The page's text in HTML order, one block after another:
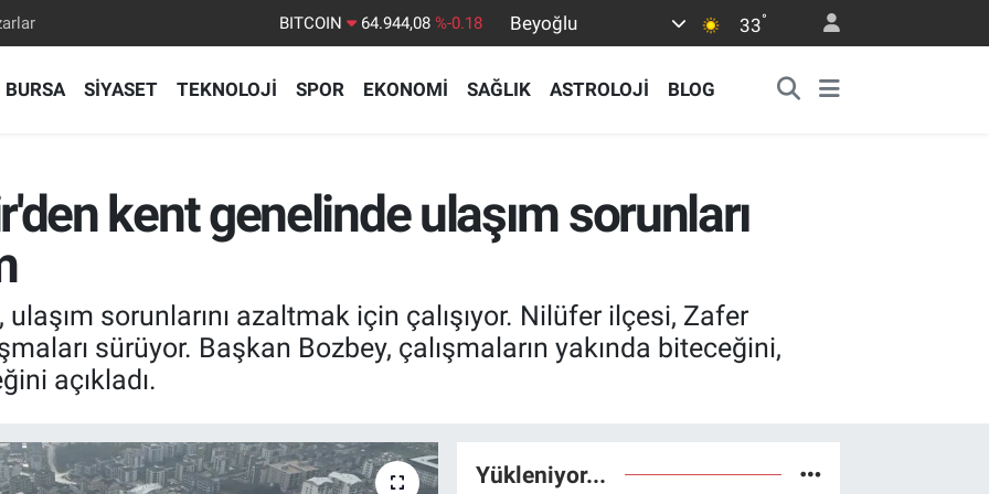
BITCOIN 64.944,08 %-0.18
EURO
55,2510 %0.32
BİST100
13.779 %-14
Beyoğlu 33°
BURSA SİYASET TEKNOLOJİ SPOR EKONOMİ SAĞLIK ASTROLOJİ BLOG
kent genelinde ulaşım sorunları
sorunlarını azaltmak için çalışıyor. Nilüfer ilçesi, Zafer
sürüyor. Başkan Bozbey, çalışmaların yakında biteceğini,
açıkladı.
Yükleniyor...